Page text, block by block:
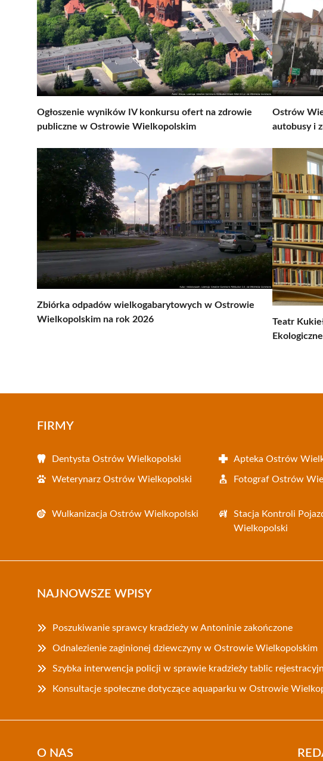
Ogłoszenie wyników IV konkursu ofert na zdrowie
publiczne w Ostrowie Wielkopolskim
Ostrów
autobusy i
Zbiórka odpadów wielkogabarytowych w Ostrowie
Wielkopolskim na rok 2026
Teatr
FIRMY
Dentysta Ostrów Wielkopolski Apteka Ostrów
Weterynarz Ostrów Wielkopolski Fotograf Ostrów
Wulkanizacja Ostrów Wielkopolski
Stacja Kontroli
Wielkopolski
NAJNOWSZE WPISY
Poszukiwanie sprawcy kradzieży w Antoninie zakończone
Odnalezienie zaginionej dziewczyny w Ostrowie Wielkopolskim
Szybka interwencja policji w sprawie kradzieży tablic
Konsultacje społeczne dotyczące aquaparku w Ostrowie
O NAS